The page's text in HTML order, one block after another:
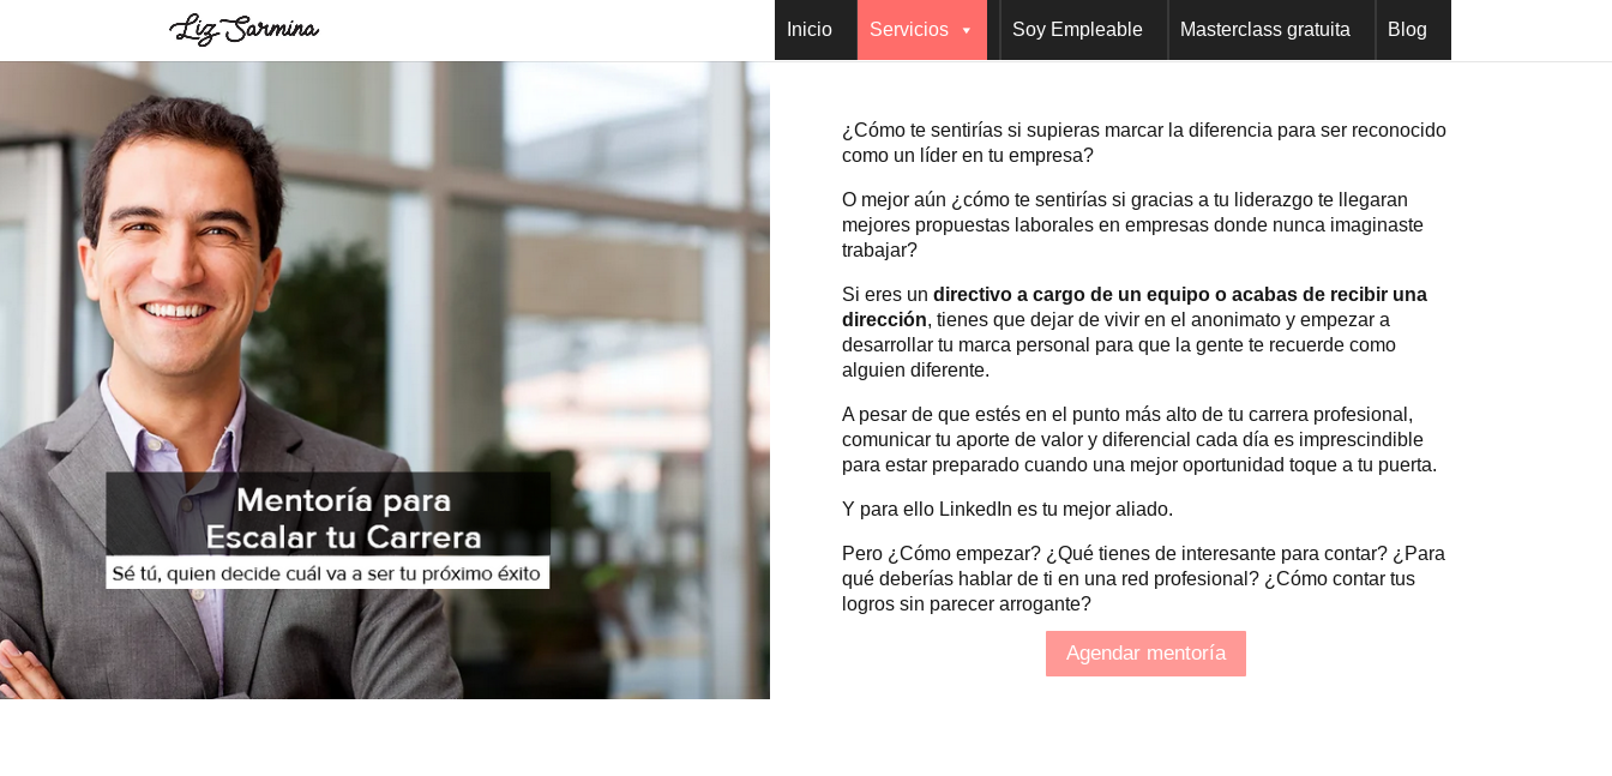
Inicio Servicios Soy Empleable Masterclass gratuita Blog
¿Cómo te sentirías si supieras marcar la diferencia para ser reconocido
como un líder en tu empresa?
O mejor aún ¿cómo te sentirías si gracias a tu liderazgo te llegaran
mejores propuestas laborales en empresas donde nunca imaginaste
trabajar?
Si eres un directivo a cargo de un equipo o acabas de recibir una
dirección, tienes que dejar de vivir en el anonimato y empezar a
desarrollar tu marca personal para que la gente te recuerde como
alguien diferente.
A pesar de que estés en el punto más alto de tu carrera profesional,
comunicar tu aporte de valor y diferencial cada día es imprescindible
para estar preparado cuando una mejor oportunidad toque a tu puerta.
Y para ello LinkedIn es tu mejor aliado.
Pero ¿Cómo empezar? ¿Qué tienes de interesante para contar? ¿Para
qué deberías hablar de ti en una red profesional? ¿Cómo contar tus
logros sin parecer arrogante?
Agendar mentoría